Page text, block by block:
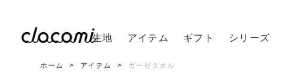
生地 アイテム ギフト シリーズ
ホーム アイテム ガーゼタオル